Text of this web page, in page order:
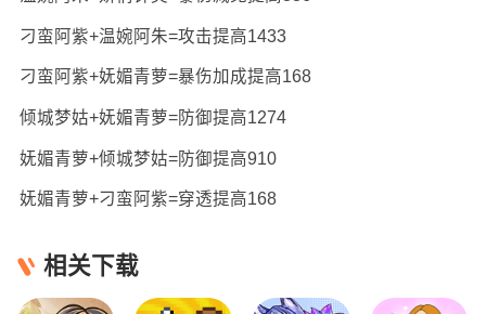
刁蛮阿紫+温婉阿朱=攻击提高1433
刁蛮阿紫+妩媚青萝=暴伤加成提高168
倾城梦姑+妩媚青萝=防御提高1274
妩媚青萝+倾城梦姑=防御提高910
妩媚青萝+刁蛮阿紫=穿透提高168
相关下载